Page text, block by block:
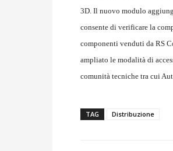
3D. Il nuovo modulo
consente di verificare la
componenti venduti da RS
ampliato le modalità di
comunità tecniche tra cui
TAG Distribuzione